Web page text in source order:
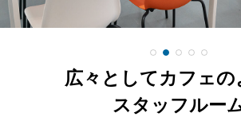
広々としてカフェの
スタッフルーム